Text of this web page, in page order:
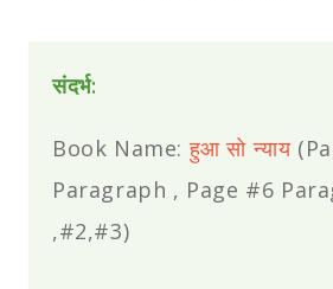
संदर्भ:
Book Name:हुआ सो न्याय
Paragraph , Page #6
,#2,#3)